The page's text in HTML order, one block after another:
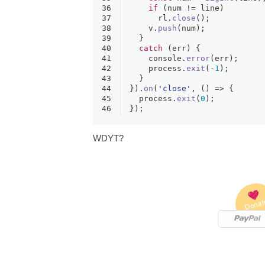
36
37
38
39
40
41
42
43
44
45
46
if (num != line)
      rl.
close ();
    v.
push (num);
  }
catch (err) {
console . error(err);
    process.
exit (- 1 );
  }
}). on ( 'close' , () => {
  process.
exit ( 0 );
});
WDYT?